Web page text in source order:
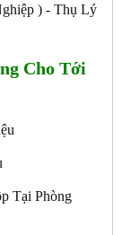
) - Thụ Lý
Cho Tới
Tại Phòng